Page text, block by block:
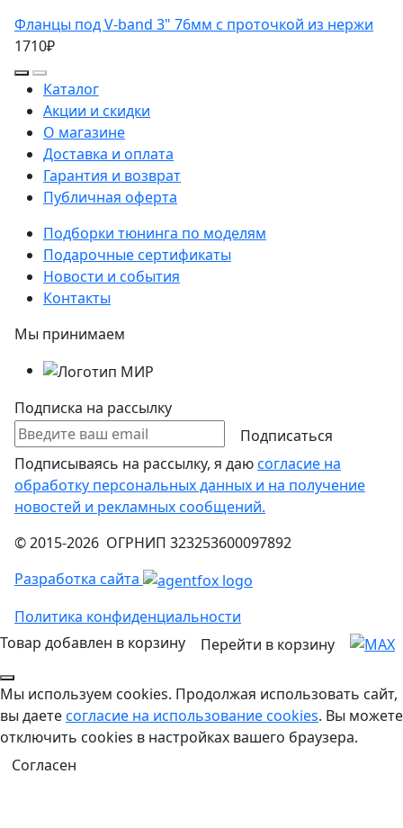
Фланцы под V-band 3" 76мм с проточкой из нержи
1710₽
Каталог
Акции и скидки
О магазине
Доставка и оплата
Гарантия и возврат
Публичная оферта
Подборки тюнинга по моделям
Подарочные сертификаты
Новости и события
Контакты
Мы принимаем
Подписка на рассылку
Подписаться
Подписываясь на рассылку, я даюсогласие на
обработку персональных данных и на получение
новостей и рекламных сообщений.
© 2015-2026 ОГРНИП 323253600097892
Разработка сайта
Политика конфиденциальности
Товар добавлен в корзину
Перейти в корзину
Мы используем cookies. Продолжая использовать сайт,
вы даетесогласие на использование cookies. Вы можете
отключить cookies в настройках вашего браузера.
Согласен